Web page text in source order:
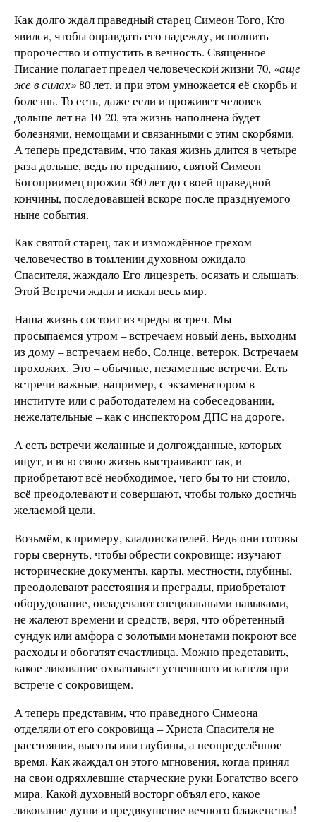
Как долго ждал праведный старец Симеон Того, Кто
явился, чтобы оправдать его надежду, исполнить
пророчество и отпустить в вечность. Священное
Писание полагает предел человеческой жизни 70, «аще
же в силах» 80 лет, и при этом умножается её скорбь и
болезнь. То есть, даже если и проживет человек
дольше лет на 10-20, эта жизнь наполнена будет
болезнями, немощами и связанными с этим скорбями.
А теперь представим, что такая жизнь длится в четыре
раза дольше, ведь по преданию, святой Симеон
Богоприимец прожил 360 лет до своей праведной
кончины, последовавшей вскоре после празднуемого
ныне события.
Как святой старец, так и измождённое грехом
человечество в томлении духовном ожидало
Спасителя, жаждало Его лицезреть, осязать и слышать.
Этой Встречи ждал и искал весь мир.
Наша жизнь состоит из чреды встреч. Мы
просыпаемся утром – встречаем новый день, выходим
из дому – встречаем небо, Солнце, ветерок. Встречаем
прохожих. Это – обычные, незаметные встречи. Есть
встречи важные, например, с экзаменатором в
институте или с работодателем на собеседовании,
нежелательные – как с инспектором ДПС на дороге.
А есть встречи желанные и долгожданные, которых
ищут, и всю свою жизнь выстраивают так, и
приобретают всё необходимое, чего бы то ни стоило, -
всё преодолевают и совершают, чтобы только достичь
желаемой цели.
Возьмём, к примеру, кладоискателей. Ведь они готовы
горы свернуть, чтобы обрести сокровище: изучают
исторические документы, карты, местности, глубины,
преодолевают расстояния и преграды, приобретают
оборудование, овладевают специальными навыками,
не жалеют времени и средств, веря, что обретенный
сундук или амфора с золотыми монетами покроют все
расходы и обогатят счастливца. Можно представить,
какое ликование охватывает успешного искателя при
встрече с сокровищем.
А теперь представим, что праведного Симеона
отделяли от его сокровища – Христа Спасителя не
расстояния, высоты или глубины, а неопределённое
время. Как жаждал он этого мгновения, когда принял
на свои одряхлевшие старческие руки Богатство всего
мира. Какой духовный восторг объял его, какое
ликование души и предвкушение вечного блаженства!